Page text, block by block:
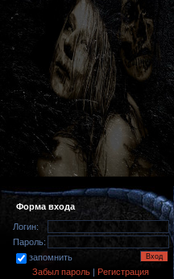
Форма входа
Логин:
Пароль:
запомнить
Забыл пароль | Регистрация